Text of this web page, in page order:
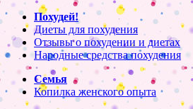
Похудей!
Диеты для похудения
Отзывы о похудении и диетах
Народные средства похудения
Семья
Копилка женского опыта